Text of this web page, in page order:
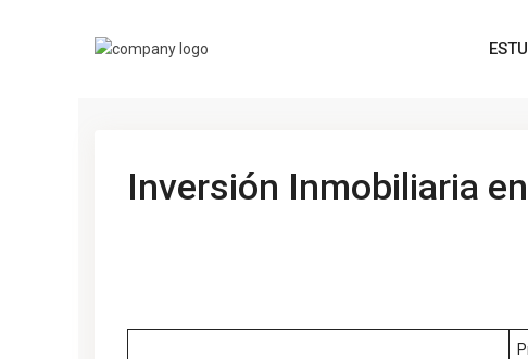
Inversión Inmobiliaria